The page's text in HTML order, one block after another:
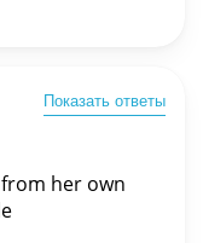
Показать ответы
her own